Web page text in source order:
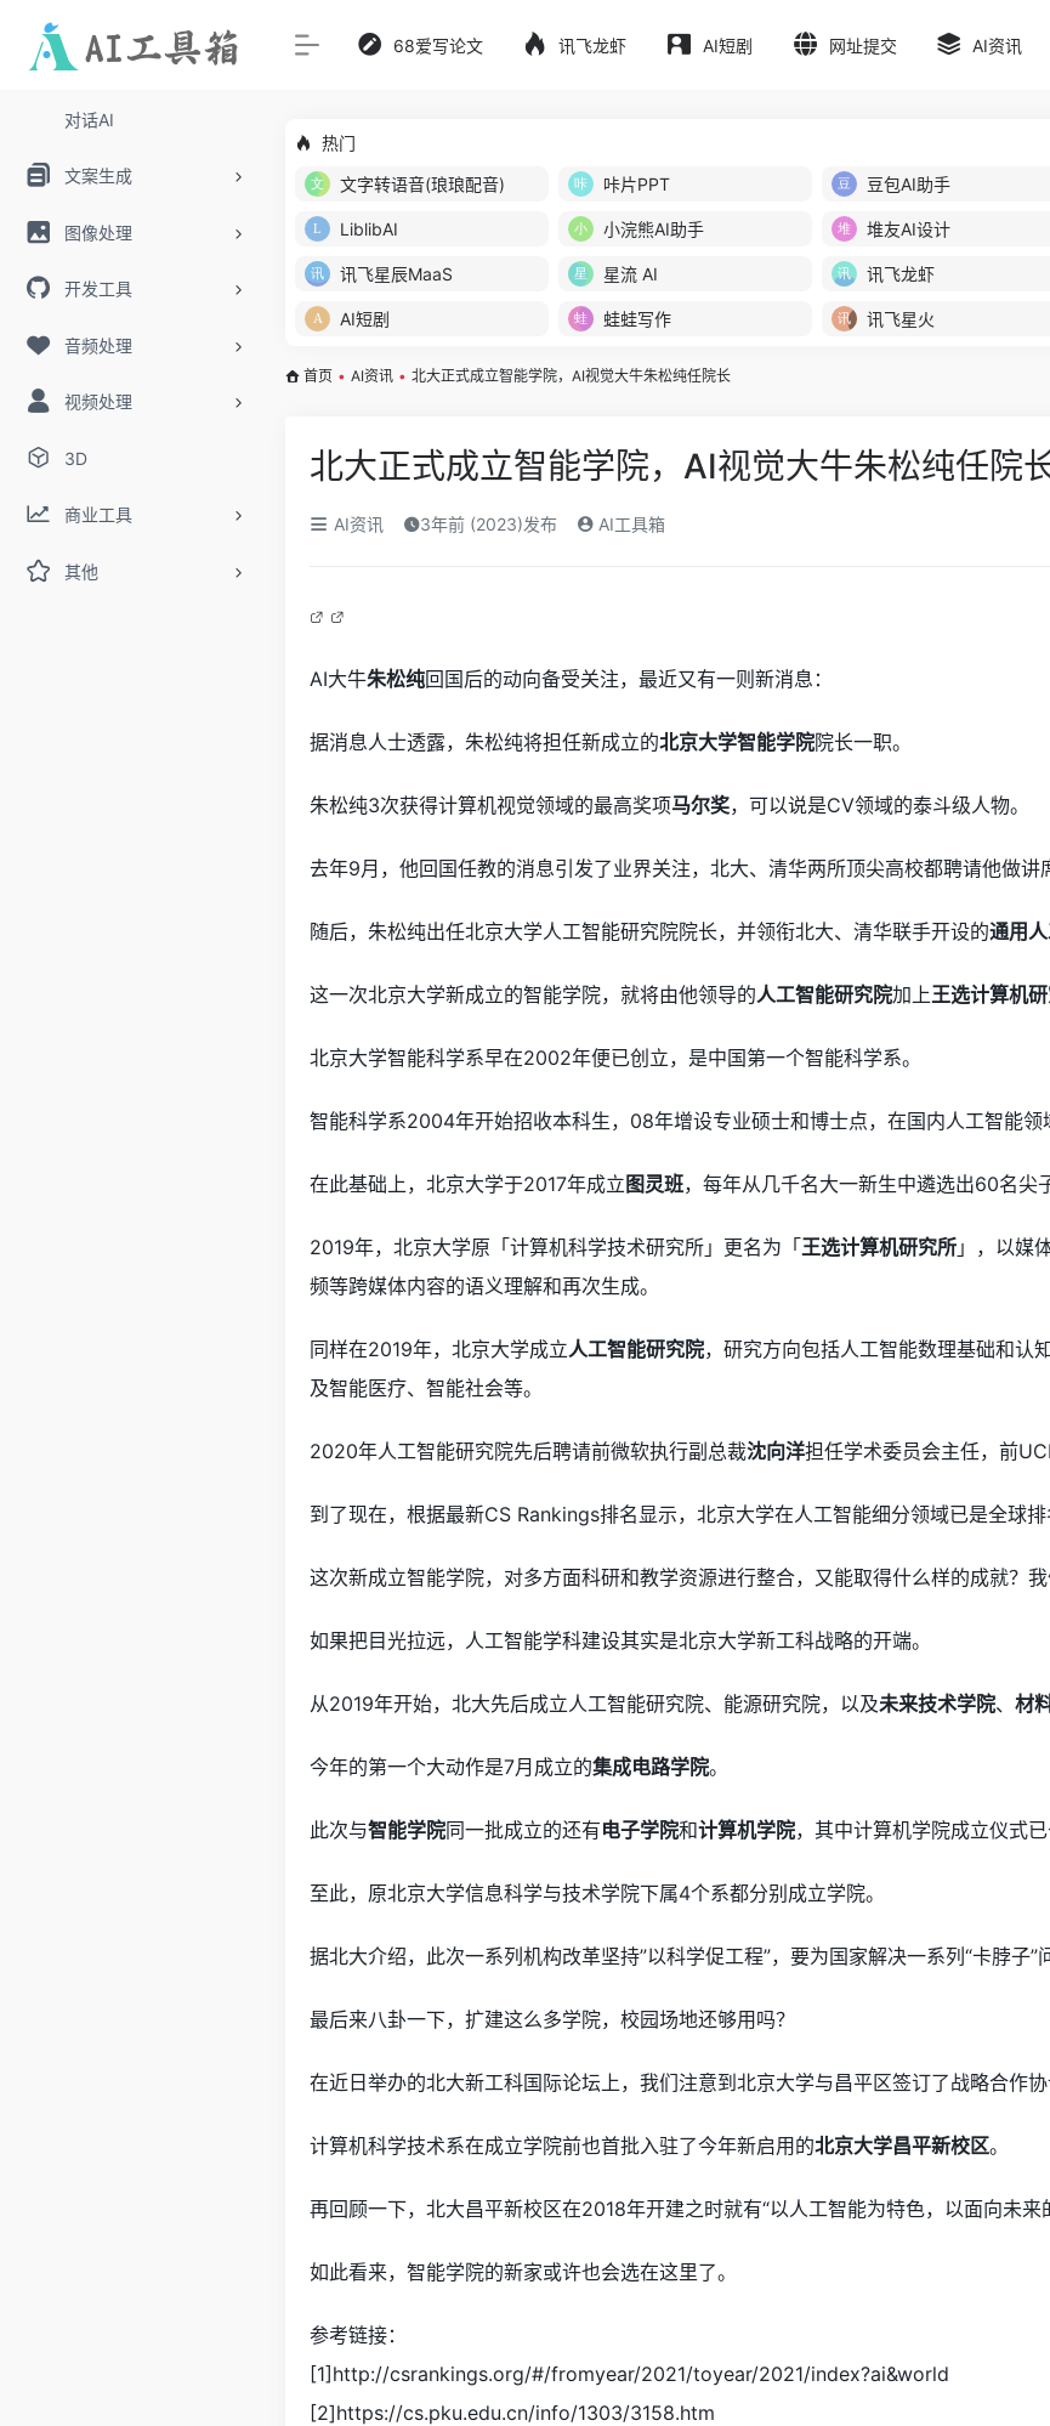
对话AI
文案生成
图像处理
开发工具
音频处理
视频处理
3D
商业工具
其他
68爱写论文 讯飞龙虾 AI短剧 网址提交 AI资讯
热门
文字转语音(琅琅配音)
咔片PPT 豆包AI助手
LiblibAI 小浣熊AI助手 堆友AI设计
讯飞星辰MaaS 星流 AI 讯飞龙虾
AI短剧 蛙蛙写作 讯飞星火
首页 • AI资讯 • 北大正式成立智能学院，AI视觉大牛朱松纯任院长
北大正式成立智能学院，AI视觉大牛朱松纯任院
AI资讯 3年前 (2023)发布 AI工具箱
AI大牛朱松纯回国后的动向备受关注，最近又有一则新消息：
据消息人士透露，朱松纯将担任新成立的北京大学智能学院院长一职。
朱松纯3次获得计算机视觉领域的最高奖项马尔奖，可以说是CV领域的泰斗级人物。
去年9月，他回国任教的消息引发了业界关注，北大、清华两所顶尖高校都聘请他做讲
随后，朱松纯出任北京大学人工智能研究院院长，并领衔北大、清华联手开设的通用
这一次北京大学新成立的智能学院，就将由他领导的人工智能研究院加上王选计算机
北京大学智能科学系早在2002年便已创立，是中国第一个智能科学系。
智能科学系2004年开始招收本科生，08年增设专业硕士和博士点，在国内人工智能领
在此基础上，北京大学于2017年成立 图灵班，每年从几千名大一新生中遴选出60名尖
2019年，北京大学原「计算机科学技术研究所」更名为「王选计算机研究所 」，以媒
频等跨媒体内容的语义理解和再次生成。
同样在2019年，北京大学成立人工智能研究院，研究方向包括人工智能数理基础和认
及智能医疗、智能社会等。
2020年人工智能研究院先后聘请前微软执行副总裁沈向洋担任学术委员会主任，前
到了现在，根据最新CS Rankings排名显示，北京大学在人工智能细分领域已是全球排
这次新成立智能学院，对多方面科研和教学资源进行整合，又能取得什么样的成就？我
如果把目光拉远，人工智能学科建设其实是北京大学新工科战略的开端。
从2019年开始，北大先后成立人工智能研究院、能源研究院，以及未来技术学院、 材
今年的第一个大动作是7月成立的集成电路学院。
此次与智能学院同一批成立的还有电子学院和计算机学院，其中计算机学院成立仪式已
至此，原北京大学信息科学与技术学院下属4个系都分别成立学院。
据北大介绍，此次一系列机构改革坚持”以科学促工程”，要为国家解决一系列“卡脖子”
最后来八卦一下，扩建这么多学院，校园场地还够用吗？
在近日举办的北大新工科国际论坛上，我们注意到北京大学与昌平区签订了战略合作协
计算机科学技术系在成立学院前也首批入驻了今年新启用的北京大学昌平新校区。
再回顾一下，北大昌平新校区在2018年开建之时就有“以人工智能为特色，以面向未来
如此看来，智能学院的新家或许也会选在这里了。
参考链接：
[1]http://csrankings.org/#/fromyear/2021/toyear/2021/index?ai&world
[2]https://cs.pku.edu.cn/info/1303/3158.htm